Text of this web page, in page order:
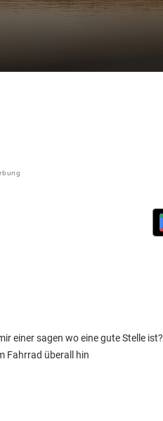
einer sagen wo eine gute Stelle ist?
Fahrrad überall hin